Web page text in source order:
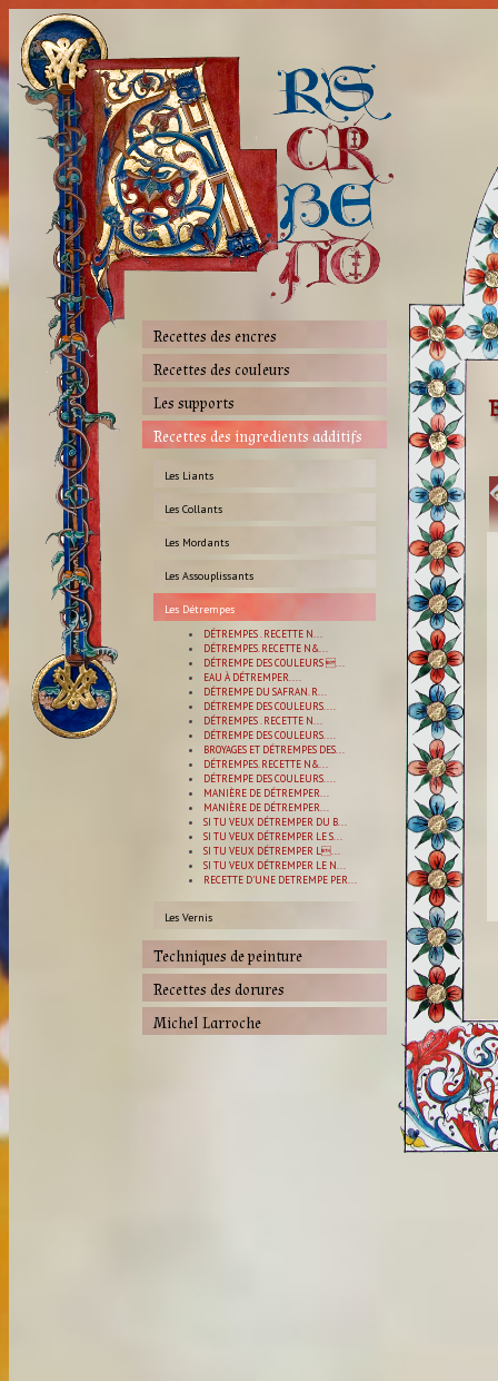
Recettes des encres
Recettes des couleurs
Les supports
Recettes des ingredients additifs
Les Liants
Les Collants
Les Mordants
Les Assouplissants
Les Détrempes
DÉTREMPES . RECETTE N...
DÉTREMPES. RECETTE N&...
DÉTREMPE DES COULEURS ...
EAU À DÉTREMPER....
DÉTREMPE DU SAFRAN. R...
DÉTREMPE DES COULEURS....
DÉTREMPES . RECETTE N...
DÉTREMPE DES COULEURS....
BROYAGES ET DÉTREMPES DES...
DÉTREMPES. RECETTE N&...
DÉTREMPE DES COULEURS....
MANIÈRE DE DÉTREMPER...
MANIÈRE DE DÉTREMPER...
SI TU VEUX DÉTREMPER DU B...
SI TU VEUX DÉTREMPER LE S...
SI TU VEUX DÉTREMPER L...
SI TU VEUX DÉTREMPER LE N...
RECETTE D'UNE DETREMPE PER...
Les Vernis
Techniques de peinture
Recettes des dorures
Michel Larroche